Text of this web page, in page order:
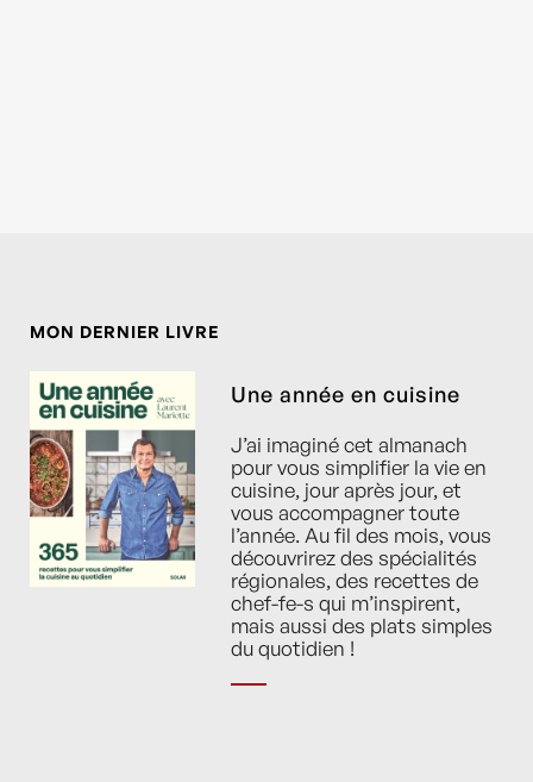
MON DERNIER LIVRE
Une année en cuisine
J’ai imaginé cet almanach
pour vous simplifier la vie en
cuisine, jour après jour, et
vous accompagner toute
l’année. Au fil des mois, vous
découvrirez des spécialités
régionales, des recettes de
chef-fe-s qui m’inspirent,
mais aussi des plats simples
du quotidien !